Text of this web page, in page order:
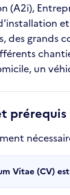
(A2i),
des grands
un
prérequis
Vitae (CV)